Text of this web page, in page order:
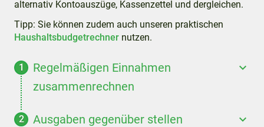
alternativ Kontoauszüge, Kassenzettel und dergleichen.
Tipp: Sie können zudem auch unseren praktischen
Haushaltsbudgetrechner nutzen.
Regelmäßigen Einnahmen
zusammenrechnen
Ausgaben gegenüber stellen